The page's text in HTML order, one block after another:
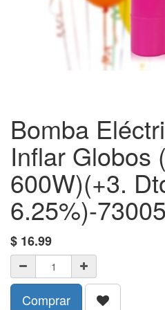
Bomba
Inflar Globos
600W)(+3.
6.25%)-73005
$ 16.99
Comprar